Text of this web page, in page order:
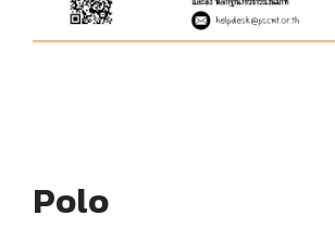
Polo